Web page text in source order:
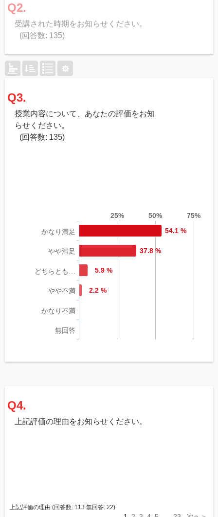
Q2.
受講された時期をお知らせください。
(回答数: 135)
Q3.
授業内容について、あなたの評価をお知
らせください。
(回答数: 135)
25% 50% 75%
かなり満足
やや満足
どちらとも…
やや不満
かなり不満
無回答
54.1 %
37.8 %
5.9 %
2.2 %
Q4.
上記評価の理由をお知らせください。
上記評価の理由 (回答数: 113 無回答: 22)